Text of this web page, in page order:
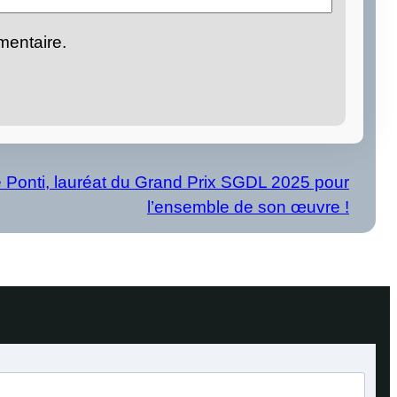
Ponti, lauréat du Grand Prix SGDL 2025 pour
l’ensemble de son œuvre !